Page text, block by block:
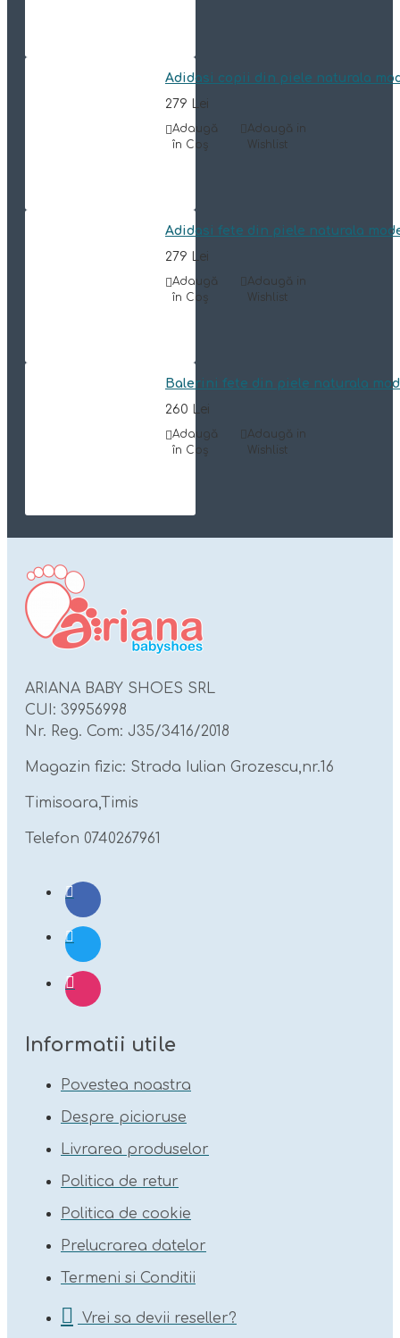
Adidasi copii din piele naturala
279 Lei
Adaugă
în Coş
Adaugă in
Wishlist
Adidasi fete din piele naturala
279 Lei
Adaugă
în Coş
Adaugă in
Wishlist
Balerini fete din piele naturala
260 Lei
Adaugă
în Coş
Adaugă in
Wishlist
ARIANA BABY SHOES SRL
CUI: 39956998
Nr. Reg. Com: J35/3416/2018
Magazin fizic: Strada Iulian Grozescu,nr.16
Timisoara,Timis
Telefon 0740267961
Informatii utile
Povestea noastra
Despre picioruse
Livrarea produselor
Politica de retur
Politica de cookie
Prelucrarea datelor
Termeni si Conditii
Vrei sa devii reseller?